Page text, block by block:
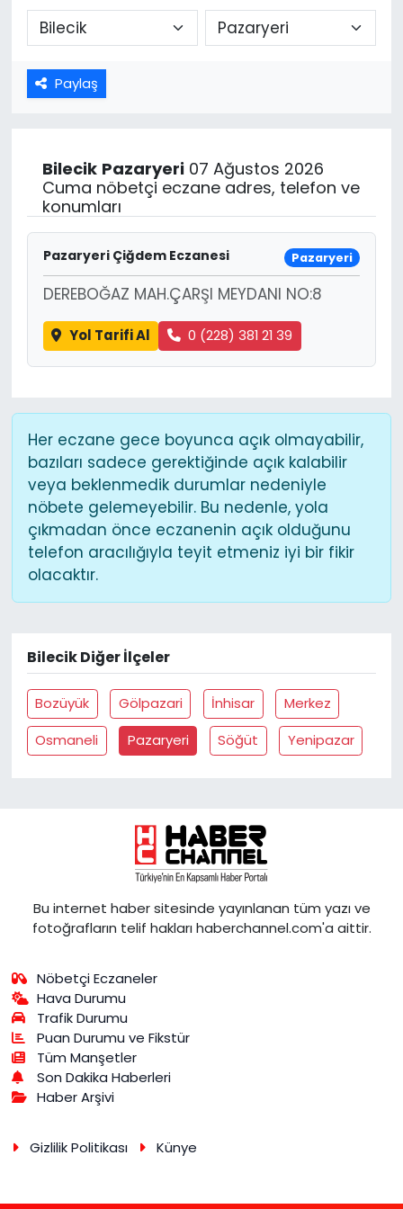
Paylaş
Bilecik Pazaryeri07 Ağustos 2026
Cuma nöbetçi eczane adres, telefon ve
konumları
Pazaryeri Çiğdem Eczanesi Pazaryeri
DEREBOĞAZ MAH.ÇARŞI MEYDANI NO:8
Yol Tarifi Al 0 (228) 381 21 39
Her eczane gece boyunca açık olmayabilir,
bazıları sadece gerektiğinde açık kalabilir
veya beklenmedik durumlar nedeniyle
nöbete gelemeyebilir. Bu nedenle, yola
çıkmadan önce eczanenin açık olduğunu
telefon aracılığıyla teyit etmeniz iyi bir fikir
olacaktır.
Bilecik Diğer İlçeler
Bozüyük Gölpazari İnhisar
Merkez
Osmaneli
Pazaryeri Söğüt Yenipazar
Bu internet haber sitesinde yayınlanan tüm yazı ve
fotoğrafların telif hakları haberchannel.com'a aittir.
Nöbetçi Eczaneler
Hava Durumu
Trafik Durumu
Puan Durumu ve Fikstür
Tüm Manşetler
Son Dakika Haberleri
Haber Arşivi
Gizlilik Politikası Künye